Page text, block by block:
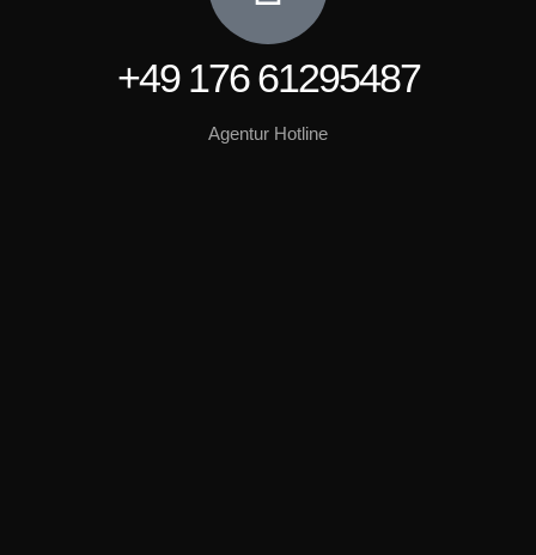
+49 176 61295487
Agentur Hotline